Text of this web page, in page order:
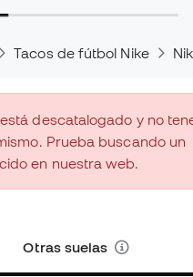
Tacos de fútbol Nike
descatalogado y no
Prueba buscando un
en nuestra web.
Otras suelas